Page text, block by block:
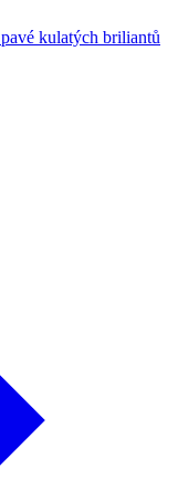
kulatých briliantů